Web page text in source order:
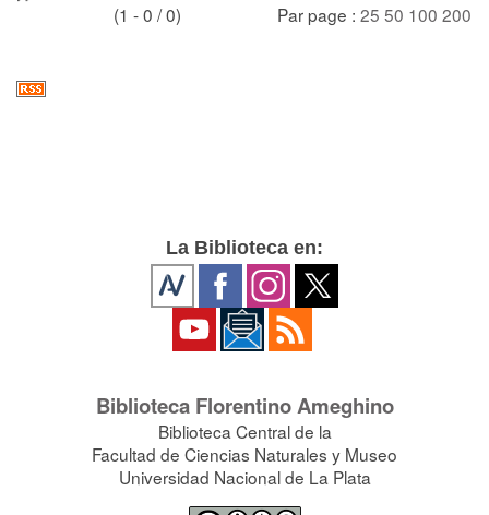
(1 - 0 / 0) Par page : 25 50 100 200
La Biblioteca en:
Biblioteca Florentino Ameghino
Biblioteca Central de la
Facultad de Ciencias Naturales y Museo
Universidad Nacional de La Plata